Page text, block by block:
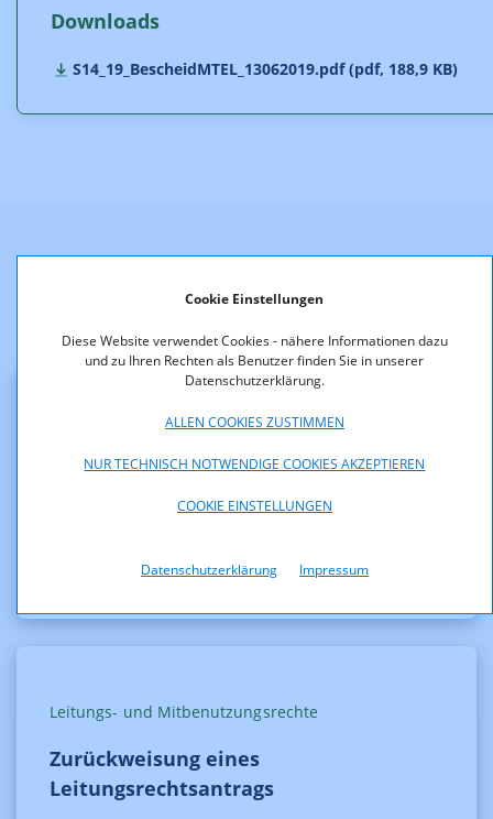
Cookie Einstellungen
Diese Website verwendet Cookies - nähere Informationen dazu
und zu Ihren Rechten als Benutzer finden Sie in unserer
Datenschutzerklärung.
ALLEN COOKIES ZUSTIMMEN
NUR TECHNISCH NOTWENDIGE COOKIES AKZEPTIEREN
COOKIE EINSTELLUNGEN
Datenschutzerklärung Impressum
Downloads
S14_19_BescheidMTEL_13062019.pdf (pdf, 188,9 KB)
Leitungs- und Mitbenutzungsrechte
Zurückweisung eines
Leitungsrechtsantrags
Leitungs- und Mitbenutzungsrechte
Zurückweisung eines
Leitungsrechtsantrags